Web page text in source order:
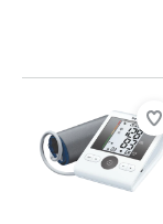
Beoordeling is 8,8